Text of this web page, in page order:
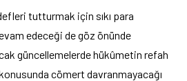
tutturmak için sıkı para
edeceği de göz önünde
güncellemelerde hükûmetin refah
cömert davranmayacağı